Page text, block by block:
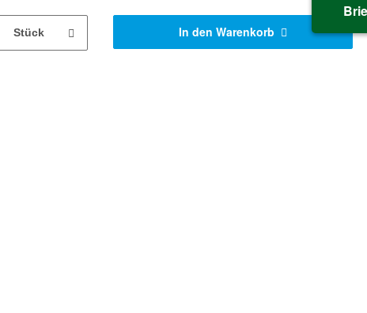
Stück In den Warenkorb